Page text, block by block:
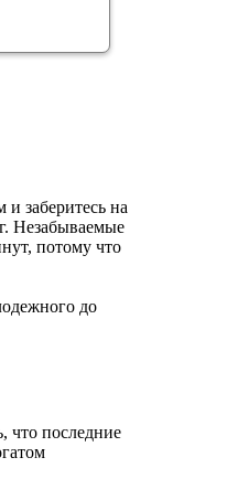
заберитесь на
Незабываемые
потому что
до
что последние